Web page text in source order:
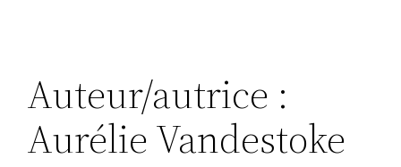
Auteur/autrice :
Aurélie Vandestoke